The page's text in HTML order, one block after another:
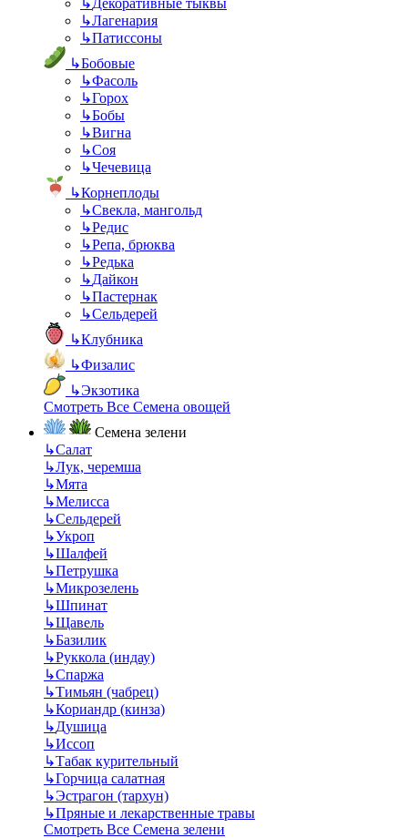
↳Лагенария
↳Патиссоны
↳Бобовые
↳Фасоль
↳Горох
↳Бобы
↳Вигна
↳Соя
↳Чечевица
↳Корнеплоды
↳Свекла, мангольд
↳Редис
↳Репа, брюква
↳Редька
↳Дайкон
↳Пастернак
↳Сельдерей
↳Клубника
↳Физалис
↳Экзотика
Смотреть Все Семена овощей
Семена зелени
↳Салат
↳Лук, черемша
↳Мята
↳Мелисса
↳Сельдерей
↳Укроп
↳Шалфей
↳Петрушка
↳Микрозелень
↳Шпинат
↳Щавель
↳Базилик
↳Руккола (индау)
↳Спаржа
↳Тимьян (чабрец)
↳Кориандр (кинза)
↳Душица
↳Иссоп
↳Табак курительный
↳Горчица салатная
↳Эстрагон (тархун)
↳Пряные и лекарственные травы
Смотреть Все Семена зелени